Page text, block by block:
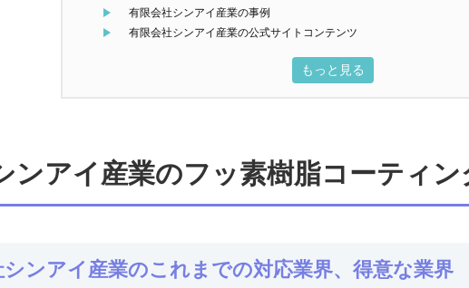
有限会社シンアイ産業の事例
有限会社シンアイ産業の公式サイトコンテンツ
もっと見る
ンアイ産業のフッ素樹脂コーティ
シンアイ産業のこれまでの対応業界、得意な業界